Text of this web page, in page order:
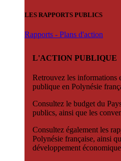
LES RAPPORTS PUBLICS
Rapports - Plans d'action
L'ACTION PUBLIQUE
Retrouvez les informations
publique en Polynésie
Consultez le budget du
publics, ainsi que les
Consultez également les
Polynésie française, ainsi
développement